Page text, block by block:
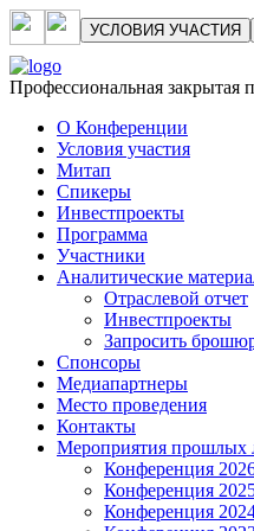
УСЛОВИЯ УЧАСТИЯ
Профессиональная
О Конференции
Условия участия
Митап
Спикеры
Инвестпроекты
Программа
Участники
Аналитические
Отраслевой отчет
Инвестпроекты
Запросить
Спонсоры
Медиапартнеры
Место проведения
Контакты
Мероприятия прошлых
Конференция
Конференция
Конференция